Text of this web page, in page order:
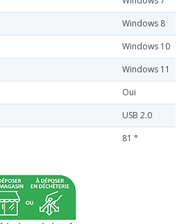
Windows 8
Windows 10
Windows 11
Oui
USB 2.0
81 °